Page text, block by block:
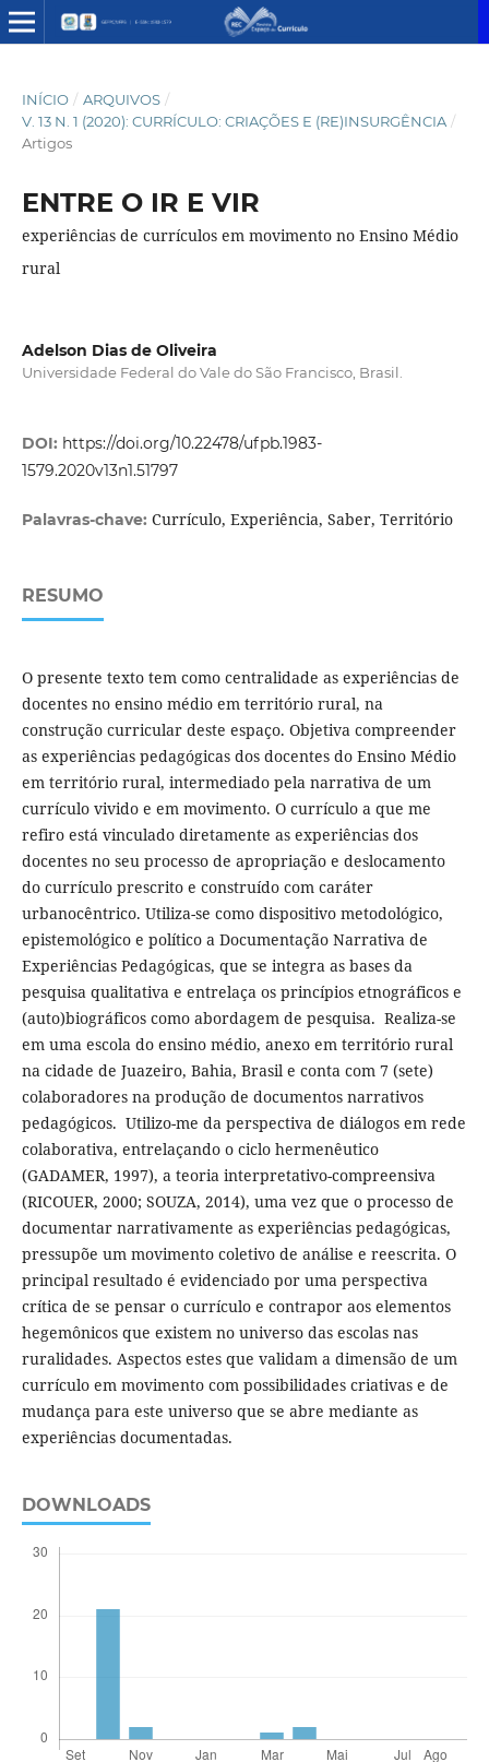
INÍCIO / ARQUIVOS /
V. 13 N. 1 (2020): CURRÍCULO: CRIAÇÕES E (RE)INSURGÊNCIA /
Artigos
ENTRE O IR E VIR
experiências de currículos em movimento no Ensino Médio
rural
Adelson Dias de Oliveira
Universidade Federal do Vale do São Francisco, Brasil.
DOI: https://doi.org/10.22478/ufpb.1983-
1579.2020v13n1.51797
Palavras-chave: Currículo, Experiência, Saber, Território
RESUMO
O presente texto tem como centralidade as experiências de
docentes no ensino médio em território rural, na
construção curricular deste espaço. Objetiva compreender
as experiências pedagógicas dos docentes do Ensino Médio
em território rural, intermediado pela narrativa de um
currículo vivido e em movimento. O currículo a que me
refiro está vinculado diretamente as experiências dos
docentes no seu processo de apropriação e deslocamento
do currículo prescrito e construído com caráter
urbanocêntrico. Utiliza-se como dispositivo metodológico,
epistemológico e político a Documentação Narrativa de
Experiências Pedagógicas, que se integra as bases da
pesquisa qualitativa e entrelaça os princípios etnográficos e
(auto)biográficos como abordagem de pesquisa. Realiza-se
em uma escola do ensino médio, anexo em território rural
na cidade de Juazeiro, Bahia, Brasil e conta com 7 (sete)
colaboradores na produção de documentos narrativos
pedagógicos. Utilizo-me da perspectiva de diálogos em rede
colaborativa, entrelaçando o ciclo hermenêutico
(GADAMER, 1997), a teoria interpretativo-compreensiva
(RICOUER, 2000; SOUZA, 2014), uma vez que o processo de
documentar narrativamente as experiências pedagógicas,
pressupõe um movimento coletivo de análise e reescrita. O
principal resultado é evidenciado por uma perspectiva
crítica de se pensar o currículo e contrapor aos elementos
hegemônicos que existem no universo das escolas nas
ruralidades. Aspectos estes que validam a dimensão de um
currículo em movimento com possibilidades criativas e de
mudança para este universo que se abre mediante as
experiências documentadas.
DOWNLOADS